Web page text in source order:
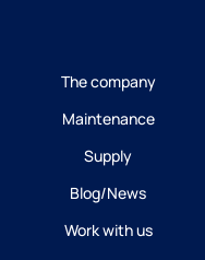
The company
Maintenance
Supply
Blog/News
Work with us